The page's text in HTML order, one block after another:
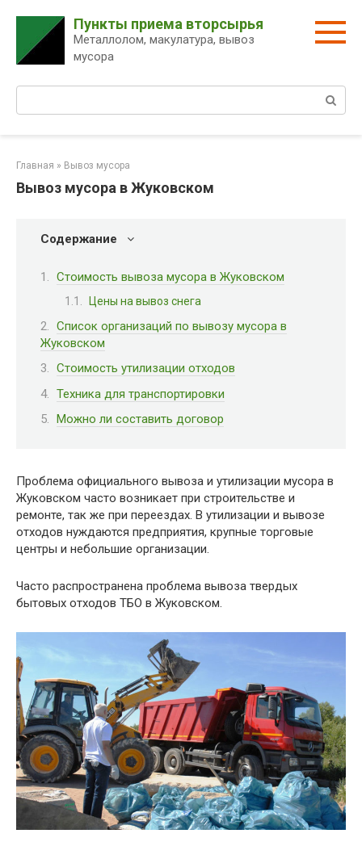
контенту
Пункты приема вторсырья
Металлолом, макулатура, вывоз
мусора
Главная » Вывоз мусора
Вывоз мусора в Жуковском
Содержание
Стоимость вывоза мусора в Жуковском
Цены на вывоз снега
Список организаций по вывозу мусора в
Жуковском
Стоимость утилизации отходов
Техника для транспортировки
Можно ли составить договор
Проблема официального вывоза и утилизации мусора в
Жуковском часто возникает при строительстве и
ремонте, так же при переездах. В утилизации и вывозе
отходов нуждаются предприятия, крупные торговые
центры и небольшие организации.
Часто распространена проблема вывоза твердых
бытовых отходов ТБО в Жуковском.